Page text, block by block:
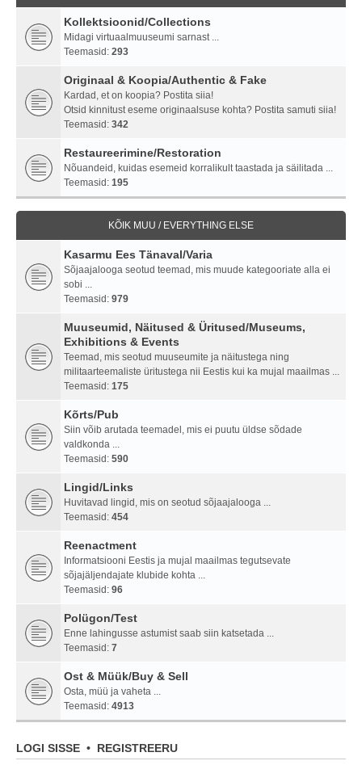
Kollektsioonid/Collections
Midagi virtuaalmuuseumi sarnast ...
Teemasid: 293
Originaal & Koopia/Authentic & Fake
Kardad, et on koopia? Postita siia!
Otsid kinnitust eseme originaalsuse kohta? Postita samuti siia!
Teemasid: 342
Restaureerimine/Restoration
Nõuandeid, kuidas esemeid korralikult taastada ja säilitada ...
Teemasid: 195
KÕIK MUU / EVERYTHING ELSE
Kasarmu Ees Tänaval/Varia
Sõjaajalooga seotud teemad, mis muude kategooriate alla ei
sobi ...
Teemasid: 979
Muuseumid, Näitused & Üritused/Museums,
Exhibitions & Events
Teemad, mis seotud muuseumite ja näitustega ning
militaarteemaliste üritustega nii Eestis kui ka mujal maailmas ...
Teemasid: 175
Kõrts/Pub
Siin võib arutada teemadel, mis ei puutu üldse sõdade
valdkonda ...
Teemasid: 590
Lingid/Links
Huvitavad lingid, mis on seotud sõjaajalooga ...
Teemasid: 454
Reenactment
Informatsiooni Eestis ja mujal maailmas tegutsevate
sõjajäljendajate klubide kohta ...
Teemasid: 96
Polügon/Test
Enne lahingusse astumist saab siin katsetada ...
Teemasid: 7
Ost & Müük/Buy & Sell
Osta, müü ja vaheta ...
Teemasid: 4913
LOGI SISSE • REGISTREERU